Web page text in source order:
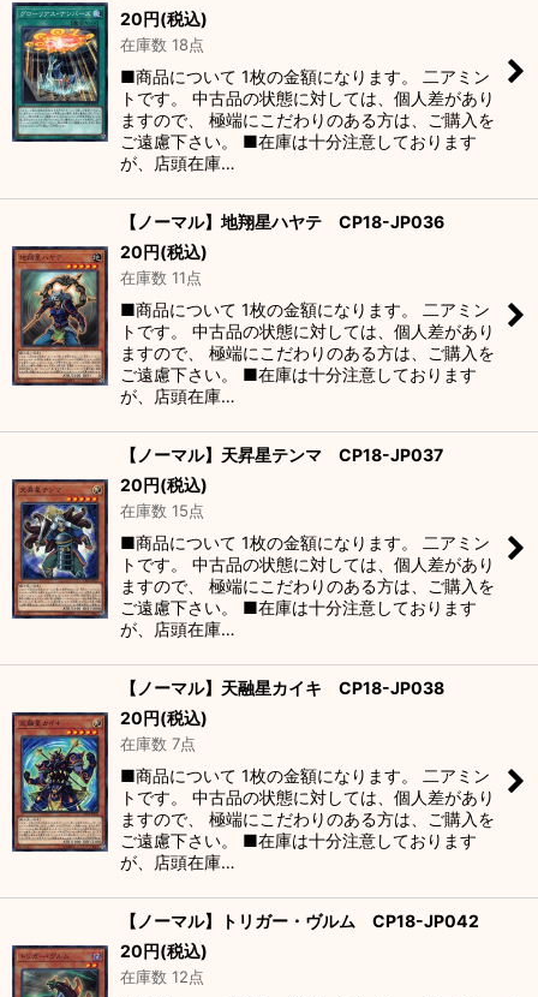
20円(税込)
在庫数 18点
■商品について 1枚の金額になります。 二アミン
トです。 中古品の状態に対しては、個人差があり
ますので、 極端にこだわりのある方は、ご購入を
ご遠慮下さい。 ■在庫は十分注意しております
が、店頭在庫…
【ノーマル】地翔星ハヤテ CP18-JP036
20円(税込)
在庫数 11点
■商品について 1枚の金額になります。 二アミン
トです。 中古品の状態に対しては、個人差があり
ますので、 極端にこだわりのある方は、ご購入を
ご遠慮下さい。 ■在庫は十分注意しております
が、店頭在庫…
【ノーマル】天昇星テンマ CP18-JP037
20円(税込)
在庫数 15点
■商品について 1枚の金額になります。 二アミン
トです。 中古品の状態に対しては、個人差があり
ますので、 極端にこだわりのある方は、ご購入を
ご遠慮下さい。 ■在庫は十分注意しております
が、店頭在庫…
【ノーマル】天融星カイキ CP18-JP038
20円(税込)
在庫数 7点
■商品について 1枚の金額になります。 二アミン
トです。 中古品の状態に対しては、個人差があり
ますので、 極端にこだわりのある方は、ご購入を
ご遠慮下さい。 ■在庫は十分注意しております
が、店頭在庫…
【ノーマル】トリガー・ヴルム CP18-JP042
20円(税込)
在庫数 12点